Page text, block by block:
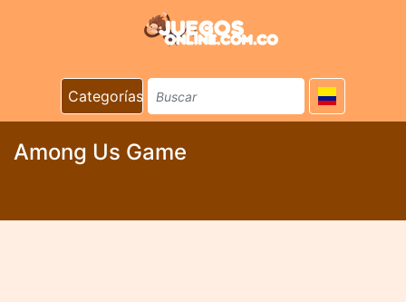
Categorías
Among Us Game